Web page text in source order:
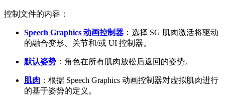
控制文件的内容：
Speech Graphics 动画控制器 ：选择 SG 肌肉激活将驱动
的融合变形、关节和/或 UI 控制器。
默认姿势 ：角色在所有肌肉放松后返回的姿势。
肌肉 ：根据 Speech Graphics 动画控制器对虚拟肌肉进行
的基于姿势的定义。